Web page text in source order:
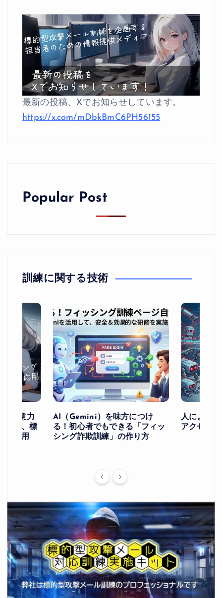
最新の投稿、Xでお知らせしています。
https://x.com/mDbkBmC6PH56155
Popular Post
訓練に関する技術
ー注意力
グと、標
の応用
AI（Gemini）を味方につけ
る！初心者でもできる「フィッ
シング詐欺訓練」の作り方
人による
アクセス